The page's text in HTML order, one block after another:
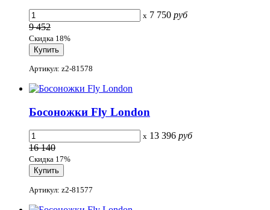
x 7 750 руб
9 452
Скидка 18%
Артикул: z2-81578
Босоножки Fly London
x 13 396 руб
16 140
Скидка 17%
Артикул: z2-81577